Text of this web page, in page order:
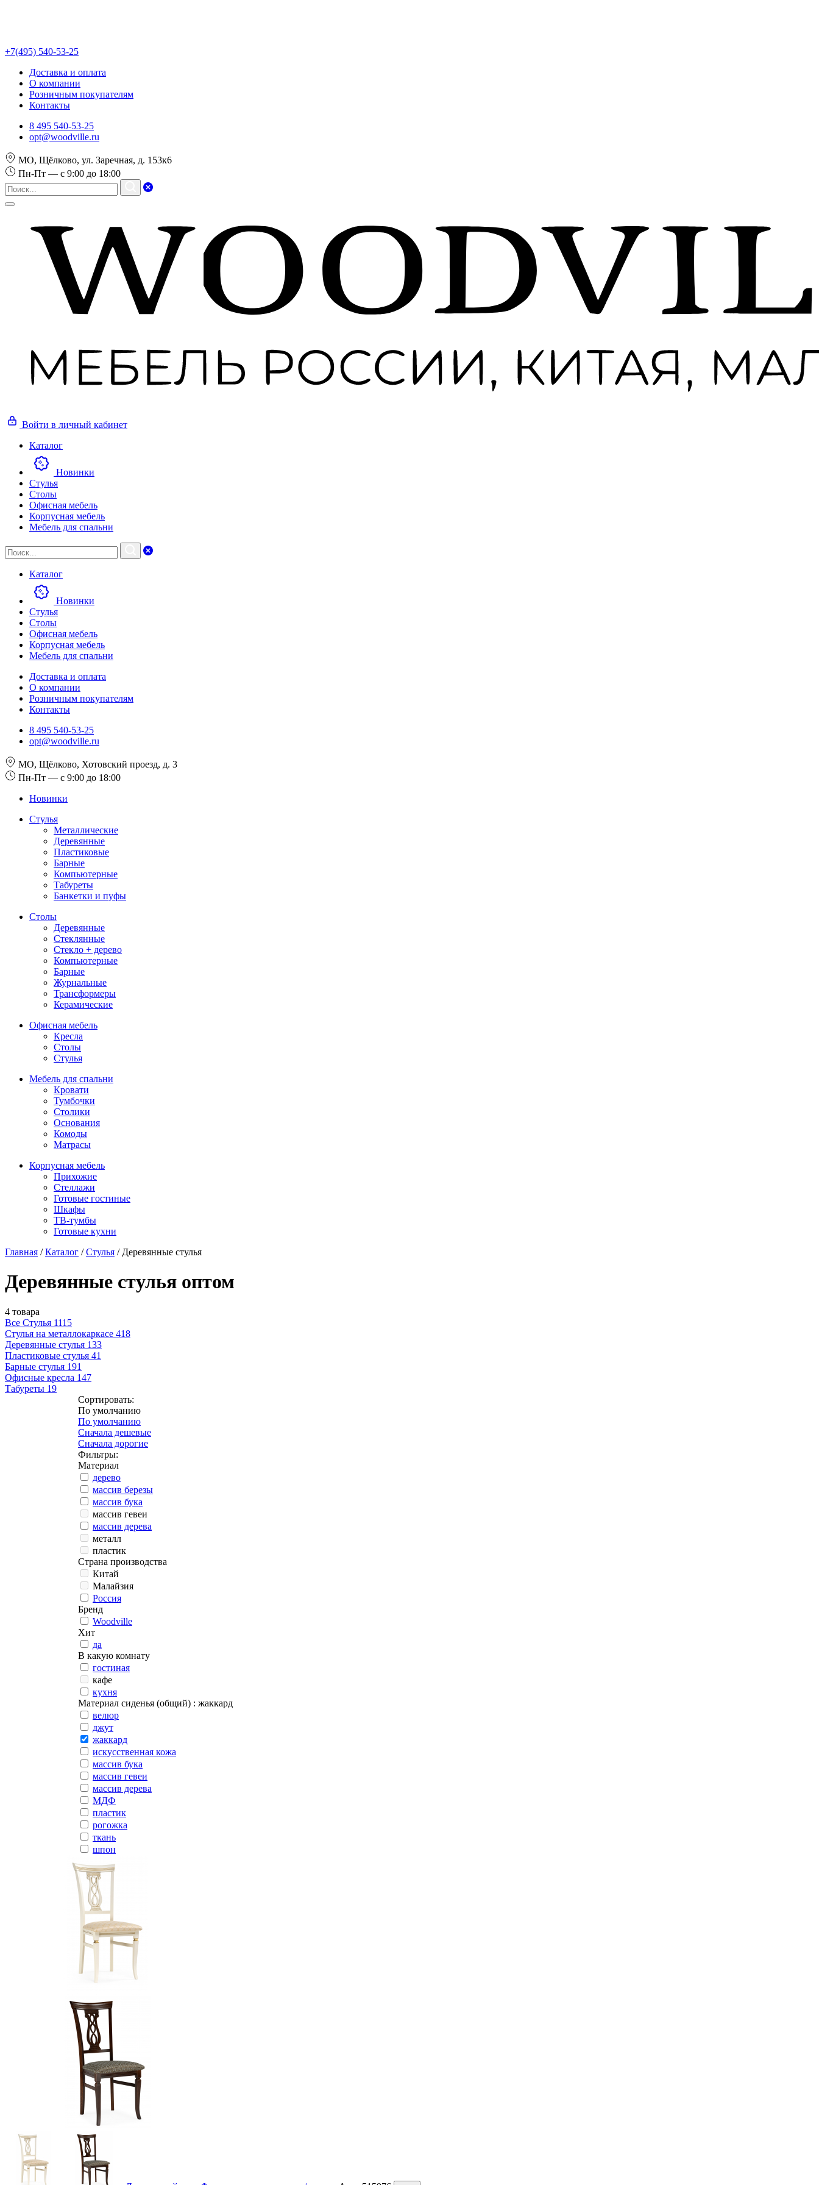
+7(495) 540-53-25
Доставка и оплата
О компании
Розничным покупателям
Контакты
8 495 540-53-25
opt@woodville.ru
МО, Щёлково, ул. Заречная, д. 153к6
Пн-Пт — с 9:00 до 18:00
Войти в личный кабинет
Каталог
Новинки
Стулья
Столы
Офисная мебель
Корпусная мебель
Мебель для спальни
Каталог
Новинки
Стулья
Столы
Офисная мебель
Корпусная мебель
Мебель для спальни
Доставка и оплата
О компании
Розничным покупателям
Контакты
8 495 540-53-25
opt@woodville.ru
МО, Щёлково, Хотовский проезд, д. 3
Пн-Пт — с 9:00 до 18:00
Новинки
Стулья
Металлические
Деревянные
Пластиковые
Барные
Компьютерные
Табуреты
Банкетки и пуфы
Столы
Деревянные
Стеклянные
Стекло + дерево
Компьютерные
Барные
Журнальные
Трансформеры
Керамические
Офисная мебель
Кресла
Столы
Стулья
Мебель для спальни
Кровати
Тумбочки
Столики
Основания
Комоды
Матрасы
Корпусная мебель
Прихожие
Стеллажи
Готовые гостиные
Шкафы
ТВ-тумбы
Готовые кухни
Главная /Каталог /Стулья / Деревянные стулья
Деревянные стулья оптом
4 товара
Все Стулья 1115
Стулья на металлокаркасе 418
Деревянные стулья 133
Пластиковые стулья 41
Барные стулья 191
Офисные кресла 147
Табуреты 19
Сортировать:
По умолчанию
По умолчанию
Сначала дешевые
Сначала дорогие
Фильтры:
Материал
дерево
массив березы
массив бука
массив гевеи
массив дерева
металл
пластик
Страна производства
Китай
Малайзия
Россия
Бренд
Woodville
Хит
да
В какую комнату
гостиная
кафе
кухня
Материал сиденья (общий) : жаккард
велюр
джут
жаккард
искусственная кожа
массив бука
массив гевеи
массив дерева
МДФ
пластик
рогожка
ткань
шпон